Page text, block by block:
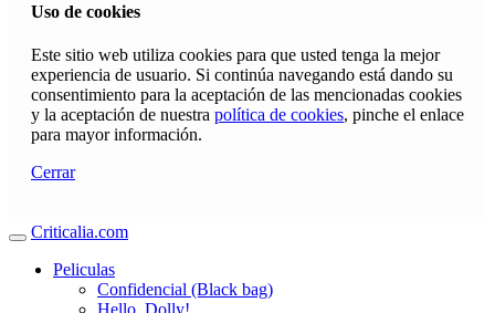
Uso de cookies
Este sitio web utiliza cookies para que usted tenga la mejor
experiencia de usuario. Si continúa navegando está dando su
consentimiento para la aceptación de las mencionadas cookies
y la aceptación de nuestra política de cookies, pinche el enlace
para mayor información.
Cerrar
Criticalia.com
Peliculas
Confidencial (Black bag)